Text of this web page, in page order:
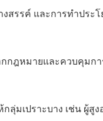
งสรรค์ และการทำประ
กฎหมายและควบคุมก
กลุ่มเปราะบาง เช่น ผู้